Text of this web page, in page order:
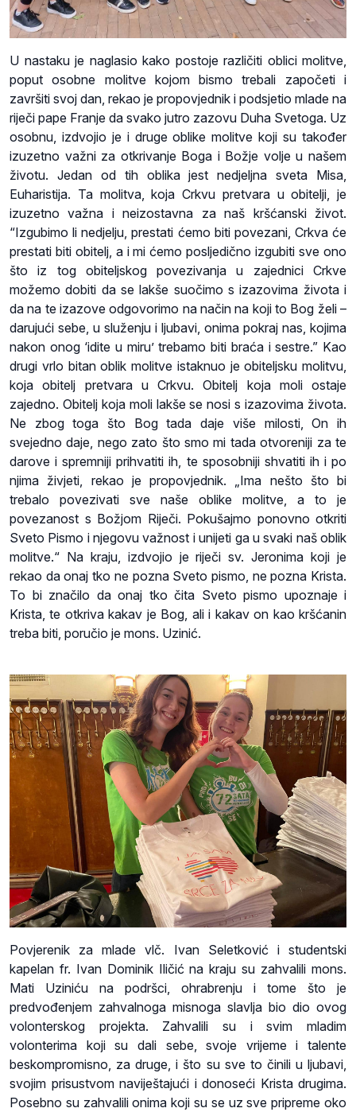
U nastaku je naglasio kako postoje različiti oblici molitve,
poput osobne molitve kojom bismo trebali započeti i
završiti svoj dan, rekao je propovjednik i podsjetio mlade na
riječi pape Franje da svako jutro zazovu Duha Svetoga. Uz
osobnu, izdvojio je i druge oblike molitve koji su također
izuzetno važni za otkrivanje Boga i Božje volje u našem
životu. Jedan od tih oblika jest nedjeljna sveta Misa,
Euharistija. Ta molitva, koja Crkvu pretvara u obitelji, je
izuzetno važna i neizostavna za naš kršćanski život.
“Izgubimo li nedjelju, prestati ćemo biti povezani, Crkva će
prestati biti obitelj, a i mi ćemo posljedično izgubiti sve ono
što iz tog obiteljskog povezivanja u zajednici Crkve
možemo dobiti da se lakše suočimo s izazovima života i
da na te izazove odgovorimo na način na koji to Bog želi –
darujući sebe, u služenju i ljubavi, onima pokraj nas, kojima
nakon onog ‘idite u miru’ trebamo biti braća i sestre.” Kao
drugi vrlo bitan oblik molitve istaknuo je obiteljsku molitvu,
koja obitelj pretvara u Crkvu. Obitelj koja moli ostaje
zajedno. Obitelj koja moli lakše se nosi s izazovima života.
Ne zbog toga što Bog tada daje više milosti, On ih
svejedno daje, nego zato što smo mi tada otvoreniji za te
darove i spremniji prihvatiti ih, te sposobniji shvatiti ih i po
njima živjeti, rekao je propovjednik. „Ima nešto što bi
trebalo povezivati sve naše oblike molitve, a to je
povezanost s Božjom Riječi. Pokušajmo ponovno otkriti
Sveto Pismo i njegovu važnost i unijeti ga u svaki naš oblik
molitve.“ Na kraju, izdvojio je riječi sv. Jeronima koji je
rekao da onaj tko ne pozna Sveto pismo, ne pozna Krista.
To bi značilo da onaj tko čita Sveto pismo upoznaje i
Krista, te otkriva kakav je Bog, ali i kakav on kao kršćanin
treba biti, poručio je mons. Uzinić.
Povjerenik za mlade vlč. Ivan Seletković i studentski
kapelan fr. Ivan Dominik Iličić na kraju su zahvalili mons.
Mati Uziniću na podršci, ohrabrenju i tome što je
predvođenjem zahvalnoga misnoga slavlja bio dio ovog
volonterskog projekta. Zahvalili su i svim mladim
volonterima koji su dali sebe, svoje vrijeme i talente
beskompromisno, za druge, i što su sve to činili u ljubavi,
svojim prisustvom naviještajući i donoseći Krista drugima.
Posebno su zahvalili onima koji su se uz sve pripreme oko